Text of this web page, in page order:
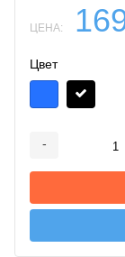
ЦЕНА:
Цвет
-